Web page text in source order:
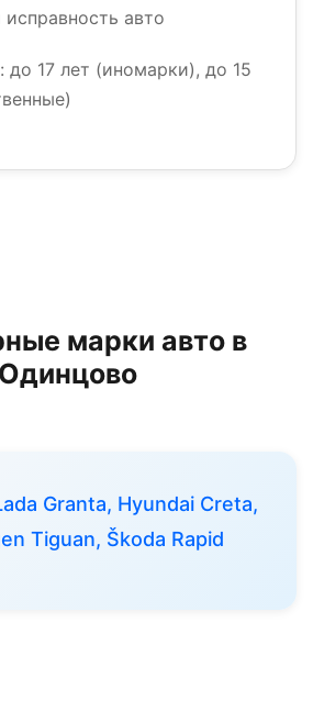
исправность авто
до 17 лет (иномарки), до 15
марки авто в
Одинцово
Granta, Hyundai Creta,
Tiguan, Škoda Rapid